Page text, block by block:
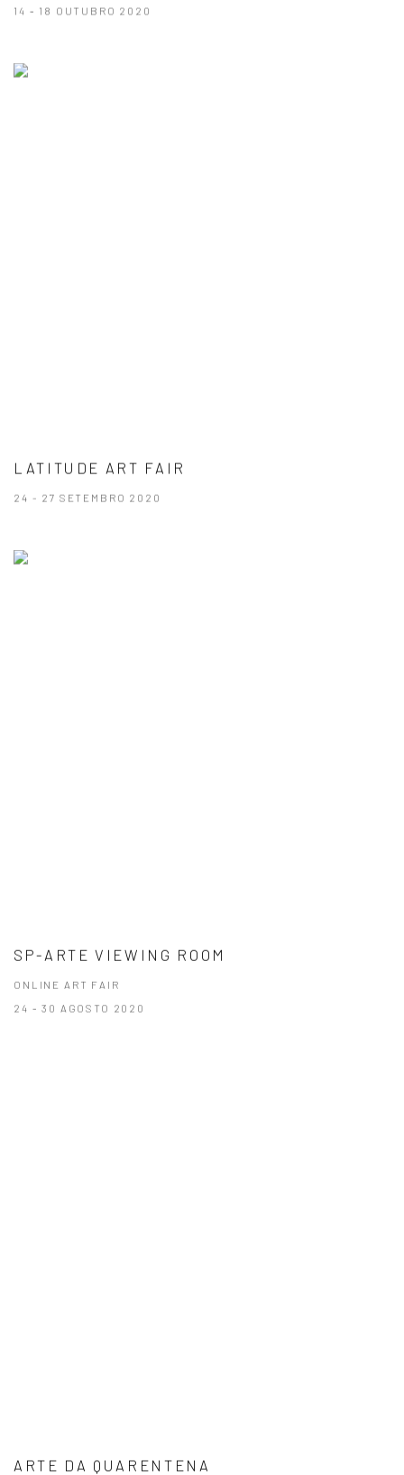
14 - 18 OUTUBRO 2020
LATITUDE ART FAIR
24 - 27 SETEMBRO 2020
SP-ARTE VIEWING ROOM
ONLINE ART FAIR
24 - 30 AGOSTO 2020
ARTE DA QUARENTENA